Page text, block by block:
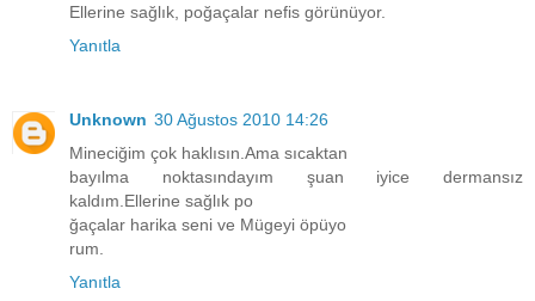
Ellerine sağlık, poğaçalar nefis görünüyor.
Yanıtla
Unknown 30 Ağustos 2010 14:26
Mineciğim çok haklısın.Ama sıcaktan
bayılma noktasındayım şuan iyice dermansız
kaldım.Ellerine sağlık po
ğaçalar harika seni ve Mügeyi öpüyo
rum.
Yanıtla